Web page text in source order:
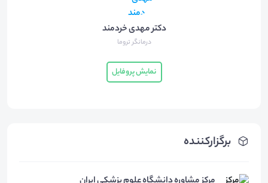
برگزارکننده
دکتر مهدی خردمند
درمانگر تروما
نمایش پروفایل